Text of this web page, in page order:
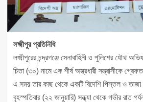
লক্ষ্মীপুর প্রতিনিধি
লক্ষ্মীপুরের চন্দ্রগঞ্জে সেনাবাহিনী ও পুলিশের যৌথ
চিতা (৩০) নামে এক শীর্ষ অস্ত্রধারী সন্ত্রাসীকে
এ সময় তার কাছ থেকে একটি বিদেশি পিস্তল ও তাজা
বৃহস্পতিবার (২২ জানুয়ারি) সন্ধ্যা থেকে গভীর রাত